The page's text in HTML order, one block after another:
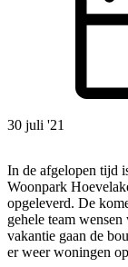
30 juli '21
In de afgelopen tijd
Woonpark Hoevelaken en zijn er al een flink aantal woningen
opgeleverd. De komende weken is
gehele team wensen
vakantie gaan de
er weer